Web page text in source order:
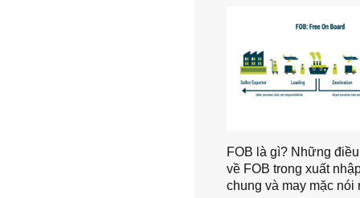
FOB là gì? Những
về FOB trong xuất
chung và may mặc nói